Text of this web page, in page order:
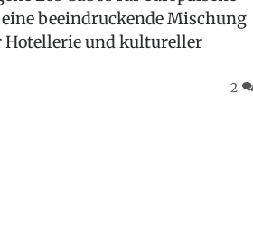
beeindruckende Mischung
und kultureller
2